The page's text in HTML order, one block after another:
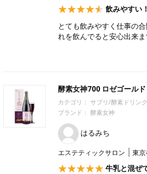
飲みやすい！
とても飲みやすく仕事の
れを飲んでると安心出来
酵素女神700 ロゼゴール
カテゴリ： サプリ/酵素ドリン
ブランド： 酵素女神
はるみち
エステティックサロン 東
牛乳と混ぜ